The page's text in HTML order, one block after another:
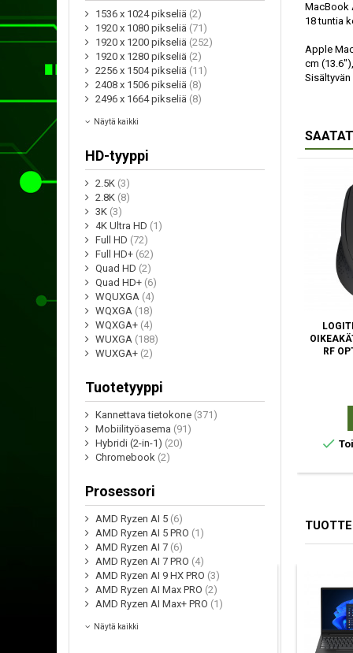
1536 x 1024 pikseliä (2)
1920 x 1080 pikseliä (71)
1920 x 1200 pikseliä (252)
1920 x 1280 pikseliä (2)
2256 x 1504 pikseliä (11)
2408 x 1506 pikseliä (8)
2496 x 1664 pikseliä (8)
Näytä kaikki
HD-tyyppi
2.5K (3)
2.8K (8)
3K (3)
4K Ultra HD (1)
Full HD (72)
Full HD+ (62)
Quad HD (2)
Quad HD+ (6)
WQUXGA (4)
WQXGA (18)
WQXGA+ (4)
WUXGA (188)
WUXGA+ (2)
Tuotetyyppi
Kannettava tietokone (371)
Mobiilityöasema (91)
Hybridi (2-in-1) (20)
Chromebook (2)
Prosessori
AMD Ryzen AI 5 (6)
AMD Ryzen AI 5 PRO (1)
AMD Ryzen AI 7 (6)
AMD Ryzen AI 7 PRO (4)
AMD Ryzen AI 9 HX PRO (3)
AMD Ryzen AI Max PRO (2)
AMD Ryzen AI Max+ PRO (1)
Näytä kaikki
MacBook
18 tuntia
Apple
cm
RF
